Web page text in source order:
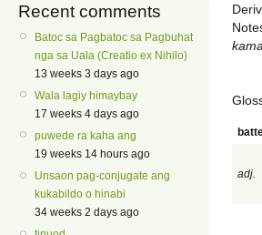
Recent comments
Batoc sa Pagbatoc sa Pagbuhat
nga sa Uala (Creatio ex Nihilo)
13 weeks 3 days ago
Wala lagiy himaybay
17 weeks 4 days ago
puwede ra kaha ang
19 weeks 14 hours ago
Unsaon pag-conjugate ang
kukabildo o hinabi
34 weeks 2 days ago
adj.